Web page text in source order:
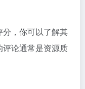
，你可以了解其
论通常是资源质